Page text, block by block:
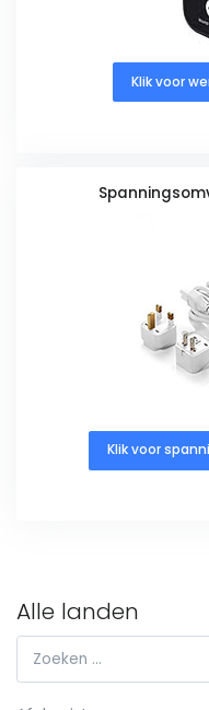
Klik voor
Klik voor
Alle landen